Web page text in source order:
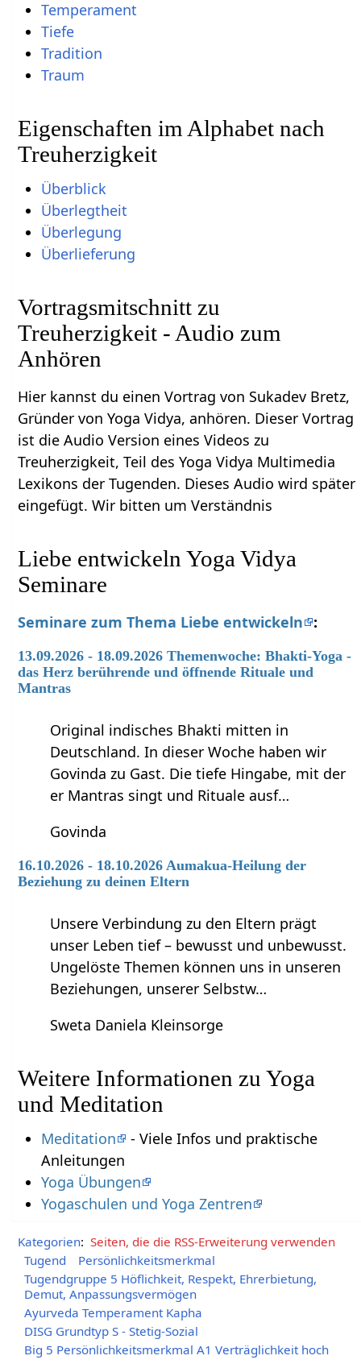
Temperament
Tiefe
Tradition
Traum
Eigenschaften im Alphabet nach
Treuherzigkeit
Überblick
Überlegtheit
Überlegung
Überlieferung
Vortragsmitschnitt zu
Treuherzigkeit - Audio zum
Anhören
Hier kannst du einen Vortrag von Sukadev Bretz,
Gründer von Yoga Vidya, anhören. Dieser Vortrag
ist die Audio Version eines Videos zu
Treuherzigkeit, Teil des Yoga Vidya Multimedia
Lexikons der Tugenden. Dieses Audio wird später
eingefügt. Wir bitten um Verständnis
Liebe entwickeln Yoga Vidya
Seminare
Seminare zum Thema Liebe entwickeln :
13.09.2026 - 18.09.2026 Themenwoche: Bhakti-Yoga -
das Herz berührende und öffnende Rituale und
Mantras
Original indisches Bhakti mitten in
Deutschland. In dieser Woche haben wir
Govinda zu Gast. Die tiefe Hingabe, mit der
er Mantras singt und Rituale ausf…
Govinda
16.10.2026 - 18.10.2026 Aumakua-Heilung der
Beziehung zu deinen Eltern
Unsere Verbindung zu den Eltern prägt
unser Leben tief – bewusst und unbewusst.
Ungelöste Themen können uns in unseren
Beziehungen, unserer Selbstw…
Sweta Daniela Kleinsorge
Weitere Informationen zu Yoga
und Meditation
Meditation
- Viele Infos und praktische
Anleitungen
Yoga Übungen
Yogaschulen und Yoga Zentren
Kategorien: Seiten, die die RSS-Erweiterung verwenden
Tugend
Persönlichkeitsmerkmal
Tugendgruppe 5 Höflichkeit, Respekt, Ehrerbietung,
Demut, Anpassungsvermögen
Ayurveda Temperament Kapha
DISG Grundtyp S - Stetig-Sozial
Big 5 Persönlichkeitsmerkmal A1 Verträglichkeit hoch